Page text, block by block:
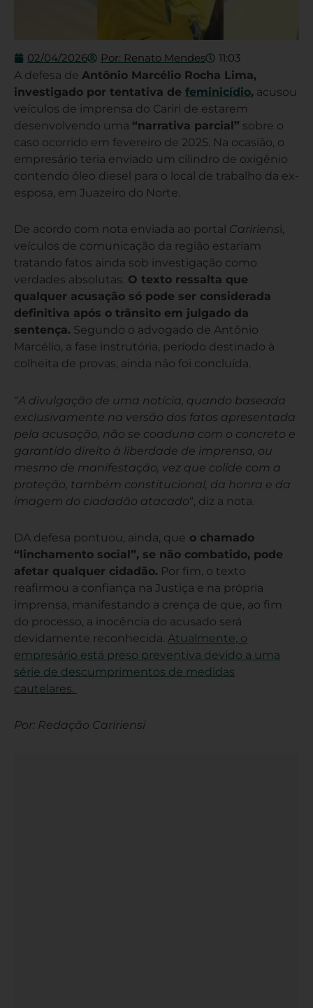
02/04/2026 Por: Renato Mendes 11:03
A defesa de Antônio Marcélio Rocha Lima,
investigado por tentativa de feminicídio, acusou
veículos de imprensa do Cariri de estarem
desenvolvendo uma “narrativa parcial” sobre o
caso ocorrido em fevereiro de 2025. Na ocasião, o
empresário teria enviado um cilindro de oxigênio
contendo óleo diesel para o local de trabalho da ex-
esposa, em Juazeiro do Norte.
De acordo com nota enviada ao portal Caririensi,
veículos de comunicação da região estariam
tratando fatos ainda sob investigação como
verdades absolutas. O texto ressalta que
qualquer acusação só pode ser considerada
definitiva após o trânsito em julgado da
sentença. Segundo o advogado de Antônio
Marcélio, a fase instrutória, período destinado à
colheita de provas, ainda não foi concluída.
“A divulgação de uma notícia, quando baseada
exclusivamente na versão dos fatos apresentada
pela acusação, não se coaduna com o concreto e
garantido direito à liberdade de imprensa, ou
mesmo de manifestação, vez que colide com a
proteção, também constitucional, da honra e da
imagem do ciadadão atacado“, diz a nota.
DA defesa pontuou, ainda, que o chamado
“linchamento social”, se não combatido, pode
afetar qualquer cidadão. Por fim, o texto
reafirmou a confiança na Justiça e na própria
imprensa, manifestando a crença de que, ao fim
do processo, a inocência do acusado será
devidamente reconhecida. Atualmente, o
empresário está preso preventiva devido a uma
série de descumprimentos de medidas
cautelares.
Por: Redação Caririensi